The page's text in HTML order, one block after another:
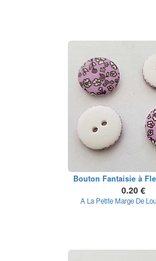
Bouton Fantaisie à
0.20 €
A La Petite Marge De